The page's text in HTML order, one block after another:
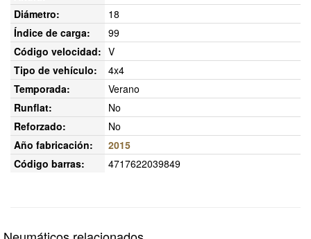
Diámetro:
18
Índice de carga:
99
Código velocidad: V
Tipo de vehículo:
4x4
Temporada:
Verano
Runflat:
No
Reforzado:
No
Año fabricación:
2015
Código barras:
4717622039849